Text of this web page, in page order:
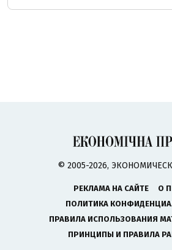
© 2005-2026,
РЕКЛАМА НА САЙТЕ
О
ПОЛИТИКА
ПРАВИЛА ИСПОЛЬЗОВАНИЯ
ПРИНЦИПЫ И ПРАВИЛА